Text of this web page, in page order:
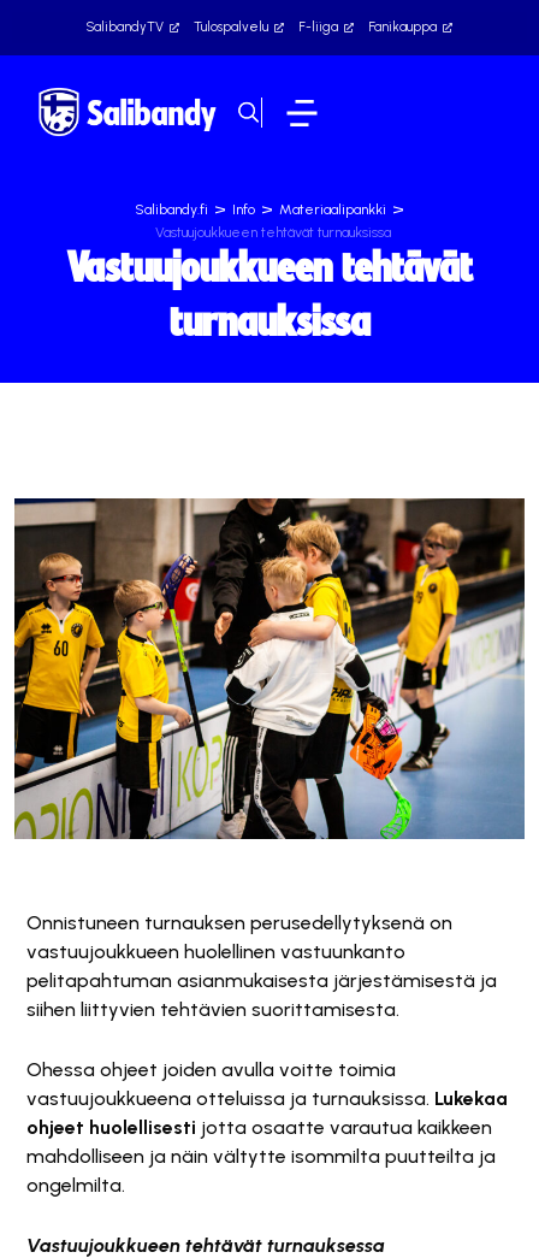
SalibandyTV Tulospalvelu F-liiga Fanikauppa
Salibandy.fi > Info > Materiaalipankki >
Vastuujoukkueen tehtävät turnauksissa
Vastuujoukkueen tehtävät
turnauksissa
Onnistuneen turnauksen perusedellytyksenä on
vastuujoukkueen huolellinen vastuunkanto
pelitapahtuman asianmukaisesta järjestämisestä ja
siihen liittyvien tehtävien suorittamisesta.
Ohessa ohjeet joiden avulla voitte toimia
vastuujoukkueena otteluissa ja turnauksissa. Lukekaa
ohjeet huolellisesti jotta osaatte varautua kaikkeen
mahdolliseen ja näin vältytte isommilta puutteilta ja
ongelmilta.
Vastuujoukkueen tehtävät turnauksessa